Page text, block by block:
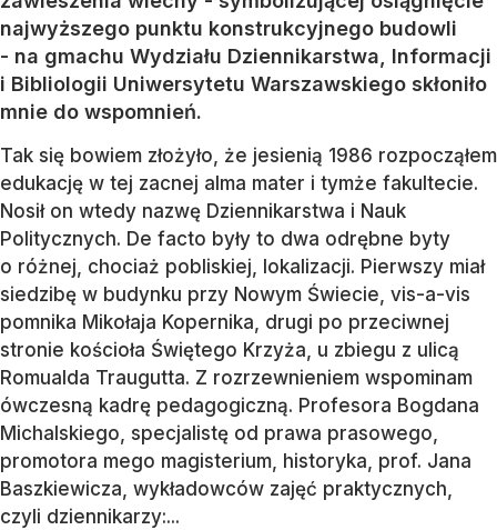
najwyższego punktu konstrukcyjnego budowli
- na gmachu Wydziału Dziennikarstwa, Informacji
i Bibliologii Uniwersytetu Warszawskiego skłoniło
mnie do wspomnień.
Tak się bowiem złożyło, że jesienią 1986 rozpocząłem
edukację w tej zacnej alma mater i tymże fakultecie.
Nosił on wtedy nazwę Dziennikarstwa i Nauk
Politycznych. De facto były to dwa odrębne byty
o różnej, chociaż pobliskiej, lokalizacji. Pierwszy miał
siedzibę w budynku przy Nowym Świecie, vis-a-vis
pomnika Mikołaja Kopernika, drugi po przeciwnej
stronie kościoła Świętego Krzyża, u zbiegu z ulicą
Romualda Traugutta. Z rozrzewnieniem wspominam
ówczesną kadrę pedagogiczną. Profesora Bogdana
Michalskiego, specjalistę od prawa prasowego,
promotora mego magisterium, historyka, prof. Jana
Baszkiewicza, wykładowców zajęć praktycznych,
czyli dziennikarzy:...